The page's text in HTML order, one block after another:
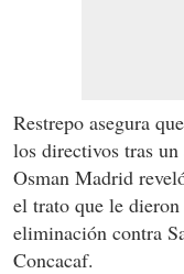
Restrepo asegura
los directivos tras
Osman Madrid
el trato que le
eliminación contra
Concacaf.